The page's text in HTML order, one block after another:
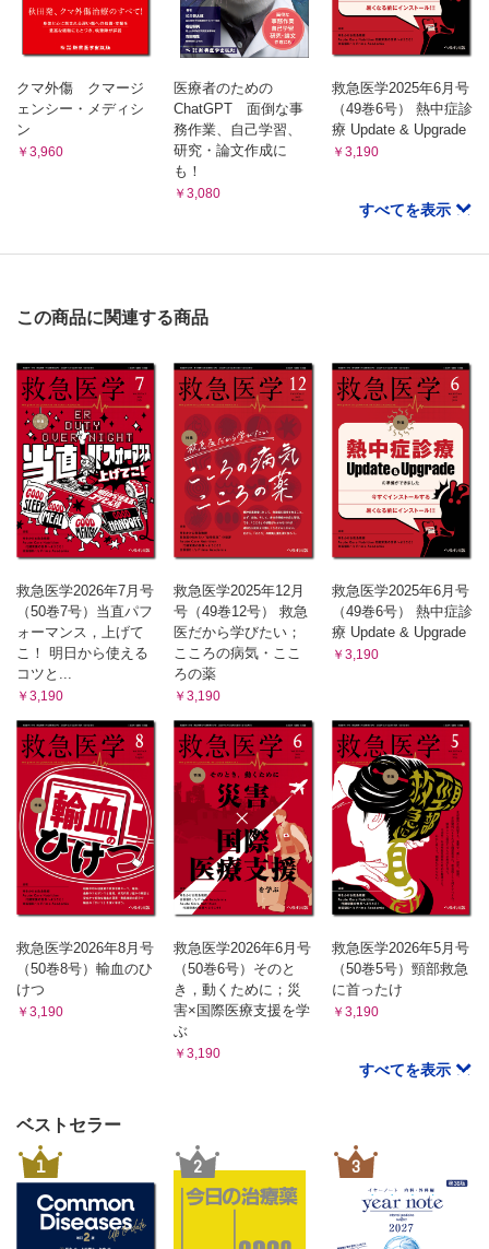
クマ外傷 クマージ
ェンシー・メディシ
ン
￥3,960
医療者のための
ChatGPT 面倒な事
務作業、自己学習、
研究・論文作成に
も！
￥3,080
救急医学2025年6月号
（49巻6号） 熱中症診
療 Update & Upgrade
￥3,190
すべてを表示
この商品に関連する商品
救急医学2026年7月号
（50巻7号）当直パフ
ォーマンス，上げて
こ！ 明日から使える
コツと...
￥3,190
救急医学2025年12月
号（49巻12号） 救急
医だから学びたい；
こころの病気・ここ
ろの薬
￥3,190
救急医学2025年6月号
（49巻6号） 熱中症診
療 Update & Upgrade
￥3,190
救急医学2026年8月号
（50巻8号）輸血のひ
けつ
￥3,190
救急医学2026年6月号
（50巻6号）そのと
き，動くために；災
害×国際医療支援を学
ぶ
￥3,190
救急医学2026年5月号
（50巻5号）頸部救急
に首ったけ
￥3,190
すべてを表示
ベストセラー
1 2 3